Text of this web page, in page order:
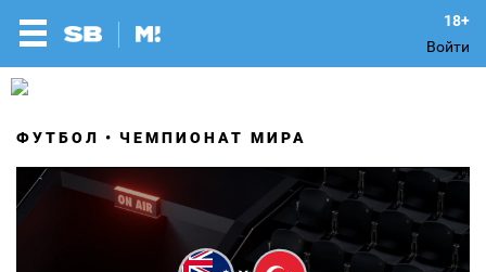
Войти
ФУТБОЛ ЧЕМПИОНАТ МИРА